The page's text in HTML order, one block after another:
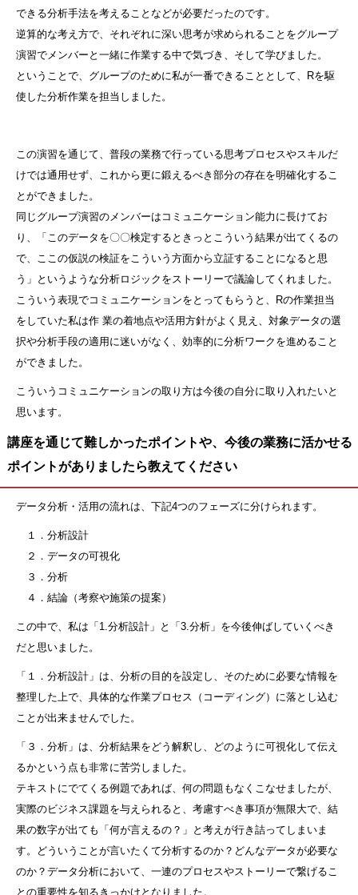
できる分析手法を考えることなどが必要だったのです。
逆算的な考え方で、それぞれに深い思考が求められることをグループ
演習でメンバーと一緒に作業する中で気づき、そして学びました。
ということで、グループのために私が一番できることとして、Rを駆
使した分析作業を担当しました。
この演習を通じて、普段の業務で行っている思考プロセスやスキルだ
けでは通用せず、これから更に鍛えるべき部分の存在を明確化するこ
とができました。
同じグループ演習のメンバーはコミュニケーション能力に長けてお
り、「このデータを〇〇検定するときっとこういう結果が出てくるの
で、ここの仮説の検証をこういう方面から立証することになると思
う」というような分析ロジックをストーリーで議論してくれました。
こういう表現でコミュニケーションをとってもらうと、Rの作業担当
をしていた私は作 業の着地点や活用方針がよく見え、対象データの選
択や分析手段の適用に迷いがなく、効率的に分析ワークを進めること
ができました。
こういうコミュニケーションの取り方は今後の自分に取り入れたいと
思います。
講座を通じて難しかったポイントや、今後の業務に活かせる
ポイントがありましたら教えてください
データ分析・活用の流れは、 下記4つのフェーズに分けられます。
１．分析設計
２．データの可視化
３．分析
４．結論（考察や施策の提案）
この中で、私は「1.分析設計」と「3.分析」 を今後伸ばしていくべき
だと思いました。
「１．分析設計」は、分析の目的を設定し、そのために必要な情報を
整理した上で、具体的な作業プロセス（コーディング）に落とし込む
ことが出来ませんでした。
「３．分析」は、分析結果をどう解釈し、どのように可視化して伝え
るかという点も非常に苦労しました。
テキストにでてくる例題であれば、何の問題もなくこなせましたが、
実際のビジネス課題を与えられると、考慮すべき事項が無限大で、結
果の数字が出ても「何が言えるの？」と考えが行き詰ってしまいま
す。どういうことが言いたくて分析するのか？どんなデータが必要な
のか？データ分析において、一連のプロセスやストーリーで繋げるこ
との重要性を知るきっかけとなりました。